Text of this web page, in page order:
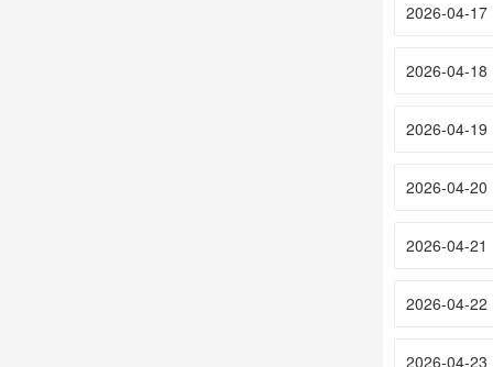
2026-04-17
2026-04-18
2026-04-19
2026-04-20
2026-04-21
2026-04-22
2026-04-23